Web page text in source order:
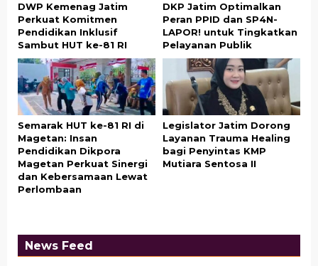
DWP Kemenag Jatim
Perkuat Komitmen
Pendidikan Inklusif
Sambut HUT ke-81 RI
DKP Jatim Optimalkan
Peran PPID dan SP4N-
LAPOR! untuk Tingkatkan
Pelayanan Publik
Semarak HUT ke-81 RI di
Magetan: Insan
Pendidikan Dikpora
Magetan Perkuat Sinergi
dan Kebersamaan Lewat
Perlombaan
Legislator Jatim Dorong
Layanan Trauma Healing
bagi Penyintas KMP
Mutiara Sentosa II
News Feed